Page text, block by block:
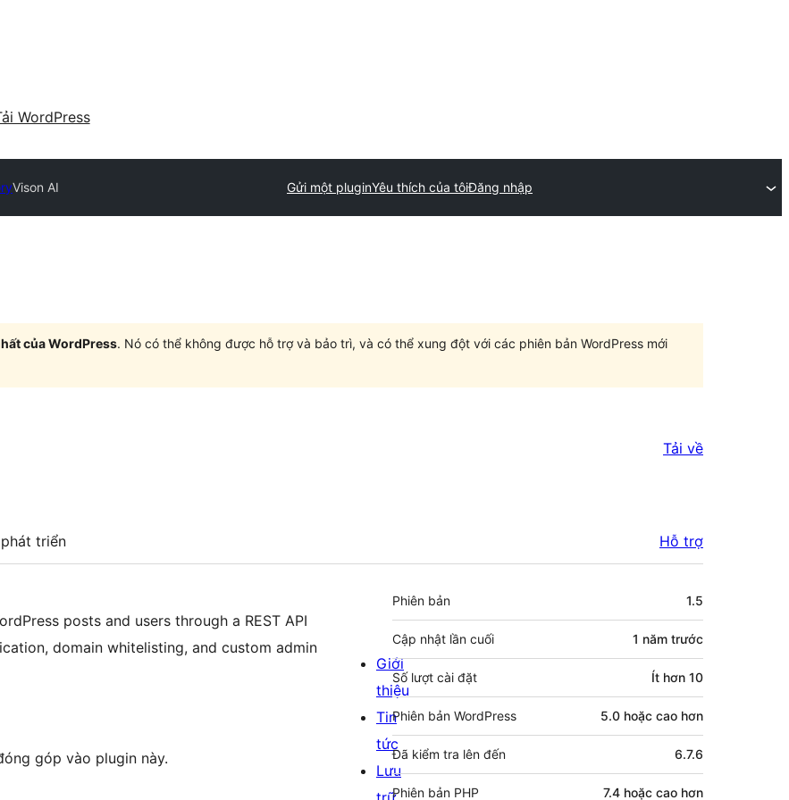
WordPress
Vison AI Gửi một pluginYêu thích của tôiĐăng nhập
của WordPress. Nó có thể không được hỗ trợ và bảo trì, và có thể xung đột với các phiên bản WordPress mới
Tải về
triển Hỗ trợ
posts and users through a REST API
domain whitelisting, and custom admin
góp vào plugin này.
Meta
Phiên bản 1.5
Cập nhật lần cuối 1 năm trước
Số lượt cài đặt Ít hơn 10
Phiên bản WordPress 5.0 hoặc cao hơn
Đã kiểm tra lên đến 6.7.6
Phiên bản PHP 7.4 hoặc cao hơn
Giới
thiệu
Tin
tức
Lưu